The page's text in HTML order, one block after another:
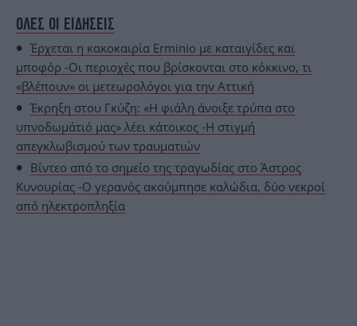
ΟΛΕΣ ΟΙ ΕΙΔΗΣΕΙΣ
Έρχεται η κακοκαιρία Erminio με καταιγίδες και
μποφόρ -Οι περιοχές που βρίσκονται στο κόκκινο, τι
«βλέπουν» οι μετεωρολόγοι για την Αττική
Έκρηξη στου Γκύζη: «Η φιάλη άνοιξε τρύπα στο
υπνοδωμάτιό μας» λέει κάτοικος -Η στιγμή
απεγκλωβισμού των τραυματιών
Βίντεο από το σημείο της τραγωδίας στο Άστρος
Κυνουρίας -Ο γερανός ακούμπησε καλώδια, δύο νεκροί
από ηλεκτροπληξία